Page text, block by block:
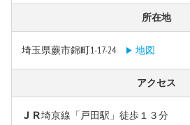
所在地
埼玉県蕨市錦町1-17-24 地図
アクセス
ＪＲ埼京線「戸田駅」徒歩１３分